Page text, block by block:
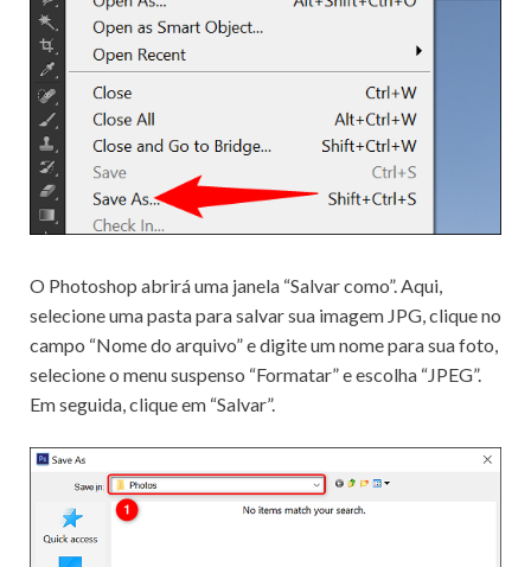
O Photoshop abrirá uma janela “Salvar como”.Aqui,
selecione uma pasta para salvar sua imagem JPG, clique no
campo “Nome do arquivo” e digite um nome para sua foto,
selecione o menu suspenso “Formatar” e escolha “JPEG”.
Em seguida, clique em “Salvar”.